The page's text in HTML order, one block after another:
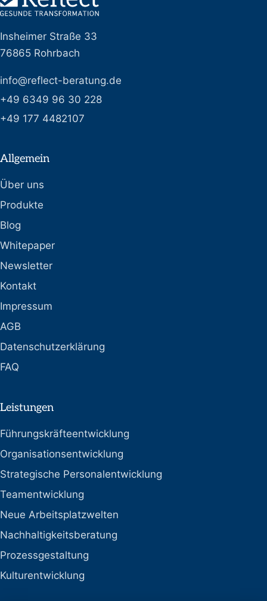
Insheimer Straße 33
76865 Rohrbach
info@reflect-beratung.de
+49 6349 96 30 228
+49 177 4482107
Allgemein
Über uns
Produkte
Blog
Whitepaper
Newsletter
Kontakt
Impressum
AGB
Datenschutzerklärung
FAQ
Leistungen
Führungskräfteentwicklung
Organisationsentwicklung
Strategische Personalentwicklung
Teamentwicklung
Neue Arbeitsplatzwelten
Nachhaltigkeitsberatung
Prozessgestaltung
Kulturentwicklung